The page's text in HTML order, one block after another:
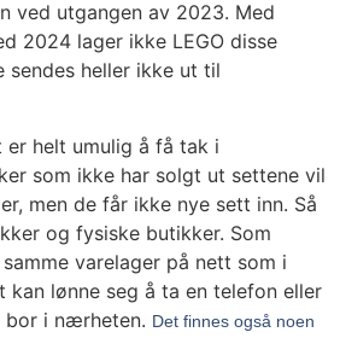
ved utgangen av 2023. Med
2024 lager ikke LEGO disse
sendes heller ikke ut til
helt umulig å få tak i
som ikke har solgt ut settene vil
men de får ikke nye sett inn. Så
og fysiske butikker. Som
varelager på nett som i
kan lønne seg å ta en telefon eller
bor i nærheten. Det finnes også noen